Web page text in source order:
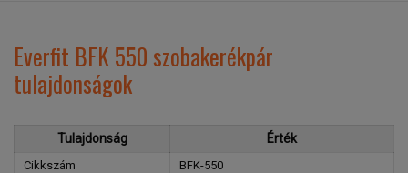
Everfit BFK 550 szobakerékpár
tulajdonságok
Tulajdonság Érték
Cikkszám
BFK-550